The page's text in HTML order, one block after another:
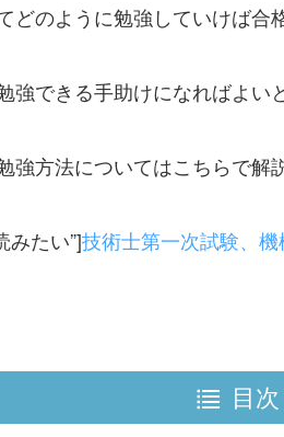
どのように勉強していけば合
強できる手助けになればよい
強方法についてはこちらで解
みたい”]技術士第一次試験、
目次